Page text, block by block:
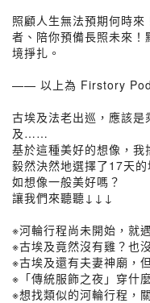
照顧人生無法預期何時
者、陪你預備長照未來
境掙扎。
—— 以上為 Firstory
古埃及法老出巡，應該
及……
基於這種美好的想像，我
毅然決然地選擇了17天
如想像一般美好嗎？
讓我們來聽聽↓↓↓
※河輪行程尚未開始，就
※古埃及竟然沒有雞？也
※古埃及還有夫妻神廟，
※「傳統服飾之夜」穿
※想找類似的河輪行程，